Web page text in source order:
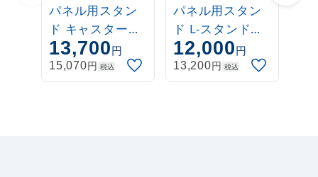
パネル用スタン
ド キャスタース
タンド
B2/A1/B1対応
13,700円
15,070円 税込
パネル用スタン
ド L-スタンド
A2/B2/A1/B1対
応 (L-Stand)
12,000円
13,200円 税込